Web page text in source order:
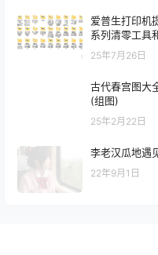
爱普生打印机
系列清零工具
25年7月26日
古代春宫图大
(组图)
25年2月22日
李老汉瓜地遇
22年9月1日